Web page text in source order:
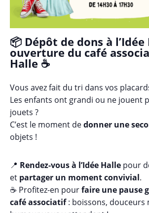
📦 Dépôt de dons à l’Idée
ouverture du café
Halle ☕
Vous avez fait du tri dans vos
Les enfants ont grandi ou ne jouent
jouets ?
C’est le moment dedonner une
objets !
📍 Rendez-vous à l’Idée Halle pour
et partager un moment convivial.
☕ Profitez-en pourfaire une pause
café associatif: boissons, douceurs